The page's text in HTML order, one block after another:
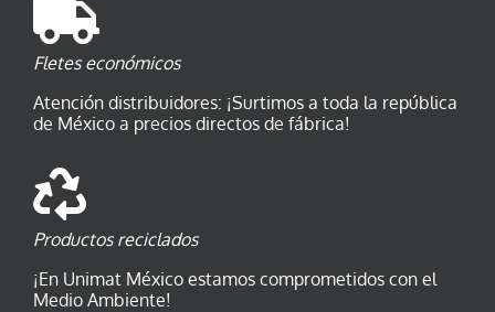
Fletes económicos
Atención distribuidores: ¡Surtimos a toda la república
de México a precios directos de fábrica!
Productos reciclados
¡En Unimat México estamos comprometidos con el
Medio Ambiente!